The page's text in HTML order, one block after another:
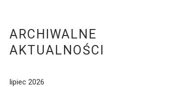
ARCHIWALNE
AKTUALNOŚCI
lipiec 2026